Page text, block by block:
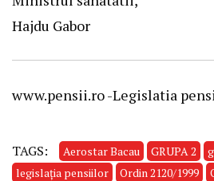
Hajdu Gabor
www.pensii.ro -Legislatia
TAGS: Aerostar Bacau GRUPA 2
legislația pensiilor
Ordin 2120/1999